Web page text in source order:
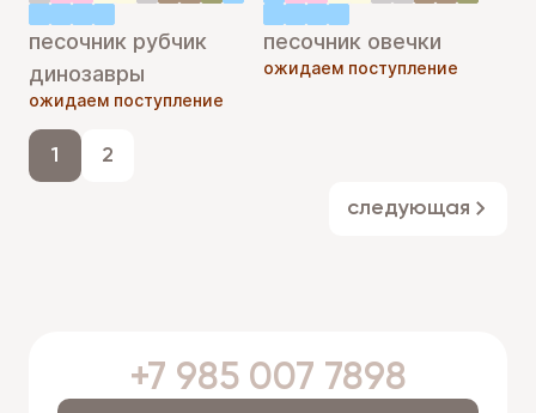
песочник рубчик
динозавры
ожидаем поступление
песочник овечки
ожидаем поступление
1 2
следующая
+7 985 007 7898